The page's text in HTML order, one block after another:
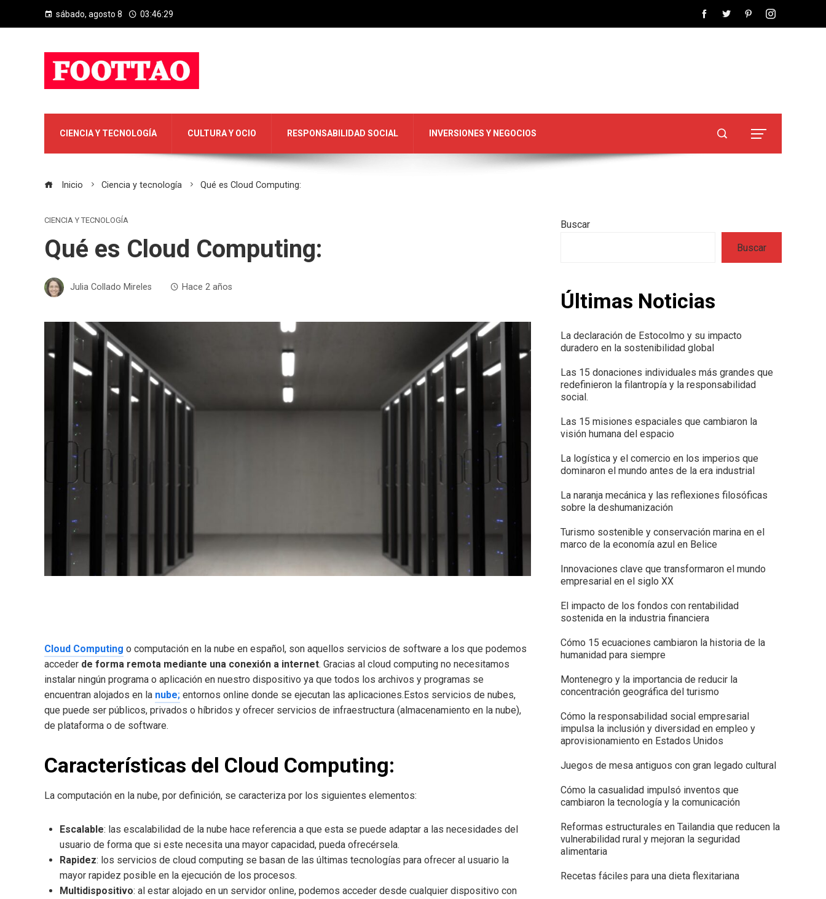
sábado, agosto 8 03:46:29
CIENCIA Y TECNOLOGÍA CULTURA Y OCIO RESPONSABILIDAD SOCIAL INVERSIONES Y NEGOCIOS
Inicio Ciencia y tecnología Qué es Cloud Computing:
CIENCIA Y TECNOLOGÍA
Qué es Cloud Computing:
Julia Collado Mireles Hace 2 años
Cloud Computing o computación en la nube en español, son aquellos servicios de software a los que podemos
acceder de forma remota mediante una conexión a internet. Gracias al cloud computing no necesitamos
instalar ningún programa o aplicación en nuestro dispositivo ya que todos los archivos y programas se
encuentran alojados en la nube; entornos online donde se ejecutan las aplicaciones.Estos servicios de nubes,
que puede ser públicos, privados o híbridos y ofrecer servicios de infraestructura (almacenamiento en la nube),
de plataforma o de software.
Características del Cloud Computing:
La computación en la nube, por definición, se caracteriza por los siguientes elementos:
Escalable: las escalabilidad de la nube hace referencia a que esta se puede adaptar a las necesidades del
usuario de forma que si este necesita una mayor capacidad, pueda ofrecérsela.
Rapidez: los servicios de cloud computing se basan de las últimas tecnologías para ofrecer al usuario la
mayor rapidez posible en la ejecución de los procesos.
Multidispositivo: al estar alojado en un servidor online, podemos acceder desde cualquier dispositivo con
Buscar
Buscar
Últimas Noticias
La declaración de Estocolmo y su impacto
duradero en la sostenibilidad global
Las 15 donaciones individuales más grandes que
redefinieron la filantropía y la responsabilidad
social.
Las 15 misiones espaciales que cambiaron la
visión humana del espacio
La logística y el comercio en los imperios que
dominaron el mundo antes de la era industrial
La naranja mecánica y las reflexiones filosóficas
sobre la deshumanización
Turismo sostenible y conservación marina en el
marco de la economía azul en Belice
Innovaciones clave que transformaron el mundo
empresarial en el siglo XX
El impacto de los fondos con rentabilidad
sostenida en la industria financiera
Cómo 15 ecuaciones cambiaron la historia de la
humanidad para siempre
Montenegro y la importancia de reducir la
concentración geográfica del turismo
Cómo la responsabilidad social empresarial
impulsa la inclusión y diversidad en empleo y
aprovisionamiento en Estados Unidos
Juegos de mesa antiguos con gran legado cultural
Cómo la casualidad impulsó inventos que
cambiaron la tecnología y la comunicación
Reformas estructurales en Tailandia que reducen la
vulnerabilidad rural y mejoran la seguridad
alimentaria
Recetas fáciles para una dieta flexitariana